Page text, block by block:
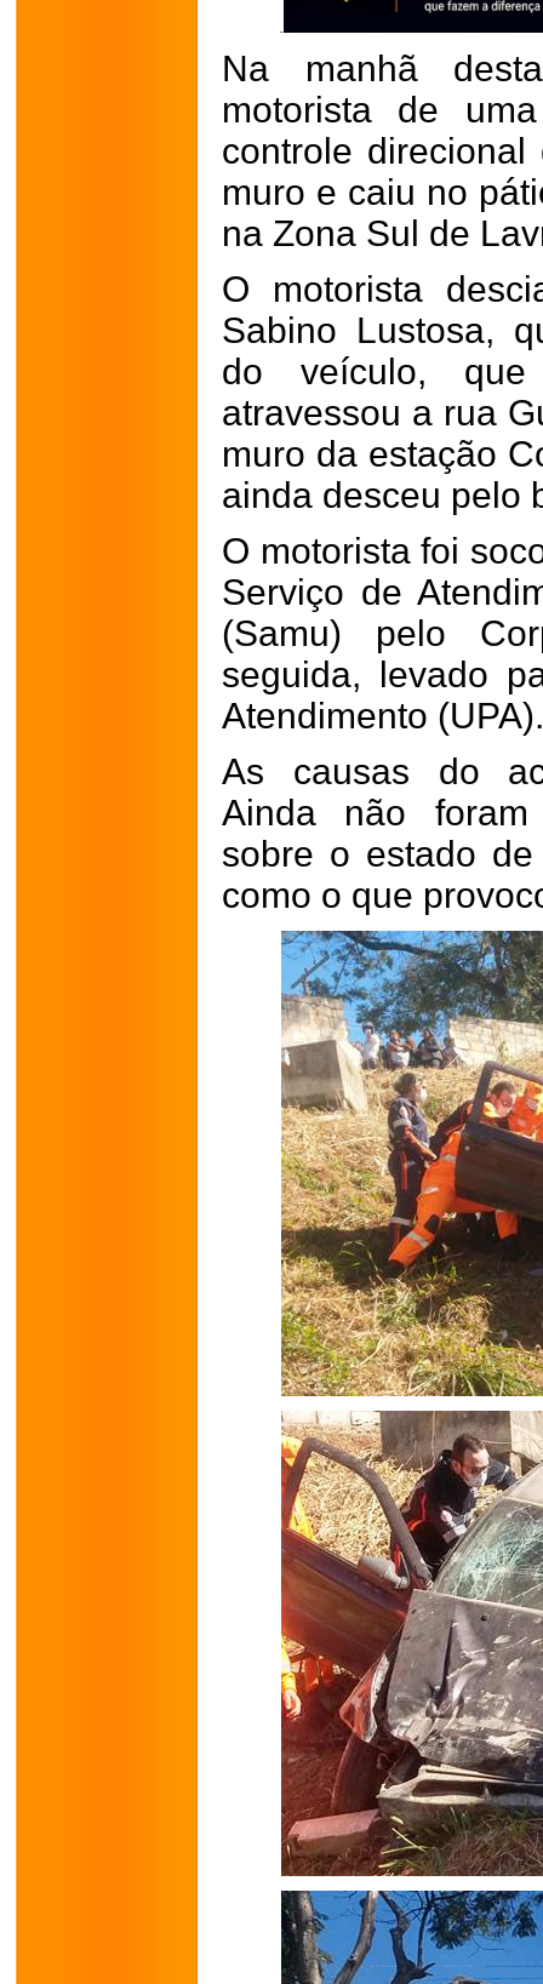
Na manhã
motorista de
controle
muro e caiu no
na Zona Sul de
O motorista
Sabino Lustosa,
do veículo, que
atravessou a rua
muro da estação
ainda desceu pelo
O motorista foi
Serviço de
(Samu) pelo
seguida, levado
Atendimento (UPA).
As causas do
Ainda não foram
sobre o estado
como o que